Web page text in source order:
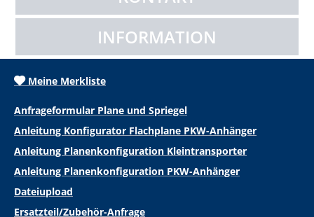
INFORMATION
Meine Merkliste
Anfrageformular Plane und Spriegel
Anleitung Konfigurator Flachplane PKW-Anhänger
Anleitung Planenkonfiguration Kleintransporter
Anleitung Planenkonfiguration PKW-Anhänger
Dateiupload
Ersatzteil/Zubehör-Anfrage